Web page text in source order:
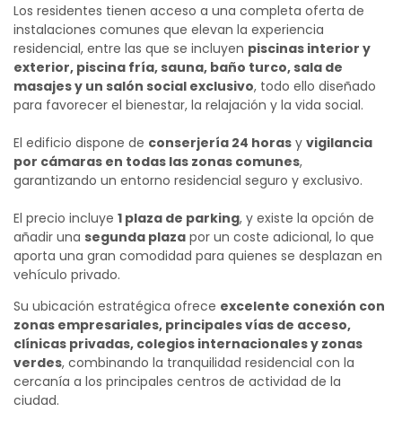
Los residentes tienen acceso a una completa oferta de
instalaciones comunes que elevan la experiencia
residencial, entre las que se incluyen piscinas interior y
exterior, piscina fría, sauna, baño turco, sala de
masajes y un salón social exclusivo, todo ello diseñado
para favorecer el bienestar, la relajación y la vida social.
El edificio dispone de conserjería 24 horas y vigilancia
por cámaras en todas las zonas comunes,
garantizando un entorno residencial seguro y exclusivo.
El precio incluye 1 plaza de parking, y existe la opción de
añadir una segunda plaza por un coste adicional, lo que
aporta una gran comodidad para quienes se desplazan en
vehículo privado.
Su ubicación estratégica ofrece excelente conexión con
zonas empresariales, principales vías de acceso,
clínicas privadas, colegios internacionales y zonas
verdes, combinando la tranquilidad residencial con la
cercanía a los principales centros de actividad de la
ciudad.